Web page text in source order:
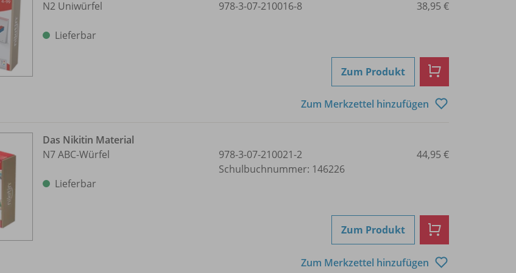
N2 Uniwürfel
Lieferbar
978-3-07-210016-8 38,95 €
Zum Produkt
Zum Merkzettel hinzufügen
Das Nikitin Material
N7 ABC-Würfel
Lieferbar
978-3-07-210021-2
Schulbuchnummer: 146226
44,95 €
Zum Produkt
Zum Merkzettel hinzufügen